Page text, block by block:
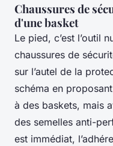
Chaussures de
d'une basket
Le pied, c’est l’outil
chaussures de
sur l’autel de la
schéma en
à des baskets, mais
des semelles anti-
est immédiat,